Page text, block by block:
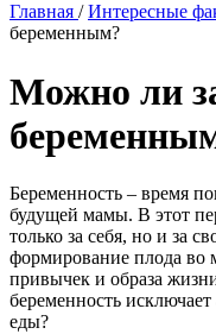
Главная / Интересные
беременным?
Можно ли
Беременность – время
будущей мамы. В этот
только за себя, но и за
формирование плода во
привычек и образа
беременность
еды?